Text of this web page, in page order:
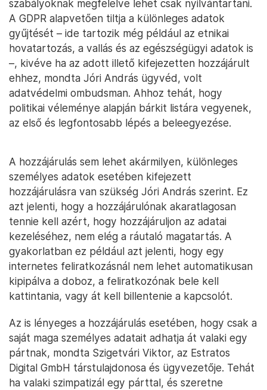
szabályoknak megfelelve lehet csak nyilvántartani.
A GDPR alapvetően tiltja a különleges adatok
gyűjtését – ide tartozik még például az etnikai
hovatartozás, a vallás és az egészségügyi adatok is
–, kivéve ha az adott illető kifejezetten hozzájárult
ehhez, mondta Jóri András ügyvéd, volt
adatvédelmi ombudsman. Ahhoz tehát, hogy
politikai véleménye alapján bárkit listára vegyenek,
az első és legfontosabb lépés a beleegyezése.
A hozzájárulás sem lehet akármilyen, különleges
személyes adatok esetében kifejezett
hozzájárulásra van szükség Jóri András szerint. Ez
azt jelenti, hogy a hozzájárulónak akaratlagosan
tennie kell azért, hogy hozzájáruljon az adatai
kezeléséhez, nem elég a ráutaló magatartás. A
gyakorlatban ez például azt jelenti, hogy egy
internetes feliratkozásnál nem lehet automatikusan
kipipálva a doboz, a feliratkozónak bele kell
kattintania, vagy át kell billentenie a kapcsolót.
Az is lényeges a hozzájárulás esetében, hogy csak a
saját maga személyes adatait adhatja át valaki egy
pártnak, mondta Szigetvári Viktor, az Estratos
Digital GmbH társtulajdonosa és ügyvezetője. Tehát
ha valaki szimpatizál egy párttal, és szeretne